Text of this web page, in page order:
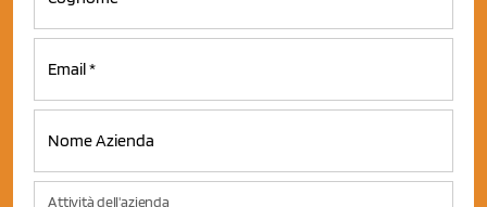
Attività dell'azienda